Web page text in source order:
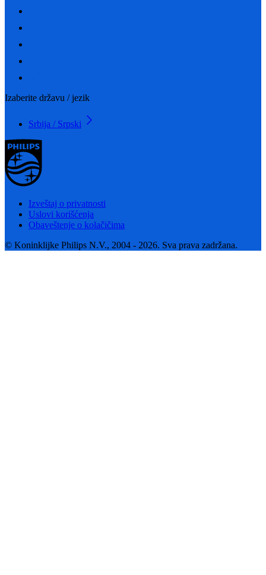
Izaberite državu / jezik
Srbija / Srpski
Izveštaj o privatnosti
Uslovi korišćenja
Obaveštenje o kolačičima
© Koninklijke Philips N.V., 2004 - 2026. Sva prava zadržana.